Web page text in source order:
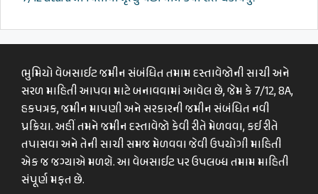
ભુમિયો વેબસાઈટ જમીન સંબંધિત તમામ દસ્તાવેજોની સાચી અને
સરળ માહિતી આપવા માટે બનાવવામાં આવેલ છે, જેમ કે 7/12, 8A,
હકપત્રક, જમીન માપણી અને સરકારની જમીન સંબંધિત નવી
પ્રક્રિયા. અહીં તમને જમીન દસ્તાવેજો કેવી રીતે મેળવવા, કઈ રીતે
તપાસવા અને તેની સાચી સમજ મેળવવા જેવી ઉપયોગી માહિતી
એક જ જગ્યાએ મળશે. આ વેબસાઈટ પર ઉપલબ્ધ તમામ માહિતી
સંપૂર્ણ મફત છે.